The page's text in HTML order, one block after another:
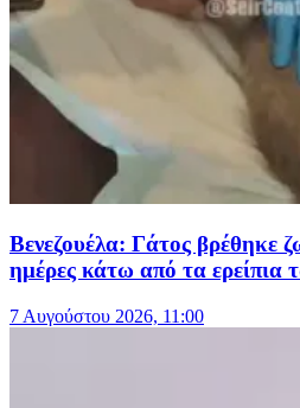
Βενεζουέλα: Γάτος βρέθηκε
ημέρες κάτω από τα ερείπια
7 Αυγούστου 2026, 11:00